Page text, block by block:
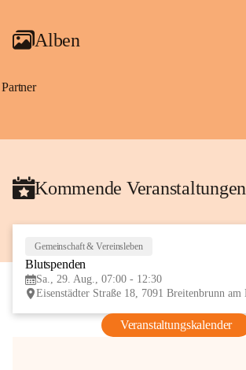
Alben
Partner
Kommende Veranstaltungen
Gemeinschaft & Vereinsleben
Blutspenden
Sa., 29. Aug., 07:00 - 12:30
Veranstaltungskalender